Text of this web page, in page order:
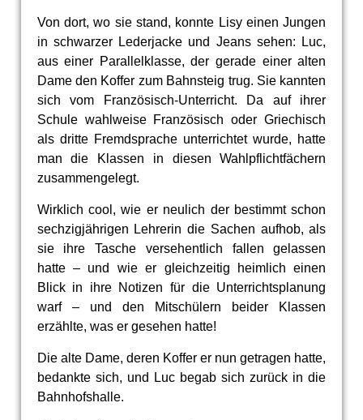
Von dort, wo sie stand, konnte Lisy einen Jungen
in schwarzer Lederjacke und Jeans sehen: Luc,
aus einer Parallelklasse, der gerade einer alten
Dame den Koffer zum Bahnsteig trug. Sie kannten
sich vom Französisch-Unterricht. Da auf ihrer
Schule wahlweise Französisch oder Griechisch
als dritte Fremdsprache unterrichtet wurde, hatte
man die Klassen in diesen Wahlpflichtfächern
zusammengelegt.
Wirklich cool, wie er neulich der bestimmt schon
sechzigjährigen Lehrerin die Sachen aufhob, als
sie ihre Tasche versehentlich fallen gelassen
hatte – und wie er gleichzeitig heimlich einen
Blick in ihre Notizen für die Unterrichtsplanung
warf – und den Mitschülern beider Klassen
erzählte, was er gesehen hatte!
Die alte Dame, deren Koffer er nun getragen hatte,
bedankte sich, und Luc begab sich zurück in die
Bahnhofshalle.